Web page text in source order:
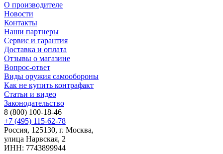
О производителе
Новости
Контакты
Наши партнеры
Сервис и гарантия
Доставка и оплата
Отзывы о магазине
Вопрос-ответ
Виды оружия самообороны
Как не купить контрафакт
Статьи и видео
Законодательство
8 (800) 100-18-46
+7 (495) 115-62-78
Россия, 125130, г. Москва,
улица Нарвская, 2
ИНН: 7743899944